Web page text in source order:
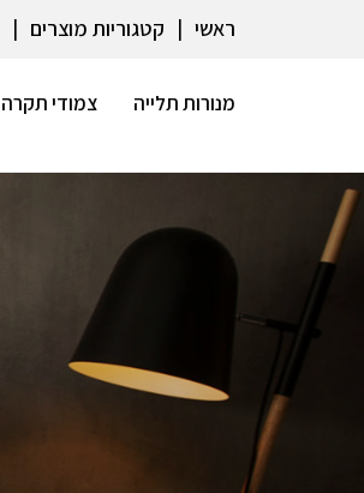
ראשי קטגוריות מוצרים
מנורות תלייה צמודי תקרה